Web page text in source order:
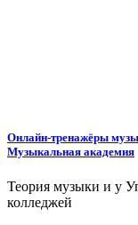
Онлайн-тренажёры
Музыкальная академия
Теория музыки и у У
колледжей